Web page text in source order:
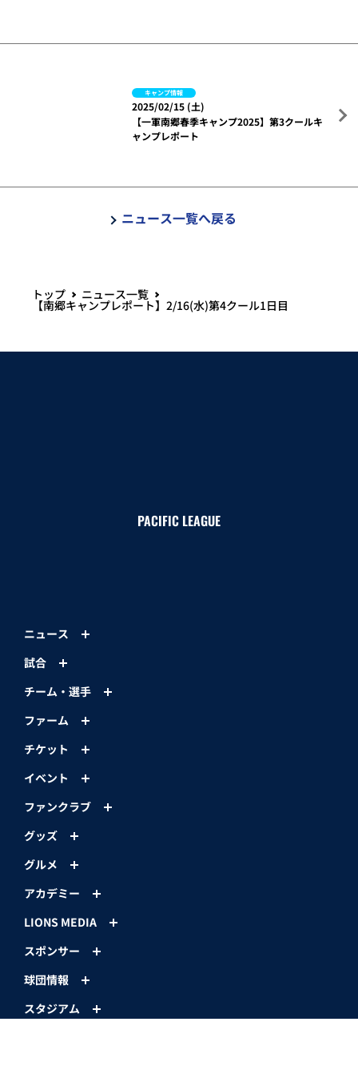
キャンプ情報
2025/02/15 (土)
【一軍南郷春季キャンプ2025】第3クールキ
ャンプレポート
ニュース一覧へ戻る
トップ ニュース一覧
【南郷キャンプレポート】2/16(水)第4クール1日目
PACIFIC LEAGUE
ニュース
試合
チーム・選手
ファーム
チケット
イベント
ファンクラブ
グッズ
グルメ
アカデミー
LIONS MEDIA
スポンサー
球団情報
スタジアム